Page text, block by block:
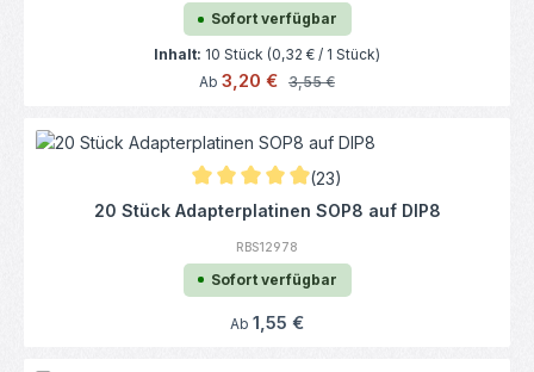
Sofort verfügbar
Inhalt: 10 Stück (0,32 € / 1 Stück)
Verkaufspreis:
Ab 3,20 € Regulärer Preis:
3,55 €
Durchschnittliche Bewertung von 4.93 von
(23)
20 Stück Adapterplatinen SOP8 auf DIP8
RBS12978
Sofort verfügbar
Regulärer Preis:
Ab 1,55 €